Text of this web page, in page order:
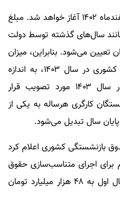
واریز عیدی بازنشستگان از اسفندماه ۱۴۰۲ آغاز خواهد شد. مبلغ
سال‌های گذشته توسط دولت
می‌شود. بنابراین، میزان
پاداش آخر سال بازنشستگان کشوری در سال ۱۴۰۳، به اندازه
مبلغ عیدی کارکنان دولت در سال ۱۴۰۳ مورد تصویب قرار
کارگری هرساله به یکی از
سال تبدیل می‌شود.
بازنشستگی کشوری اعلام کرد
اجرای متناسب‌سازی حقوق
بازنشستگان با شاغلان، در سال اول به ۴۸ هزار میلیارد تومان